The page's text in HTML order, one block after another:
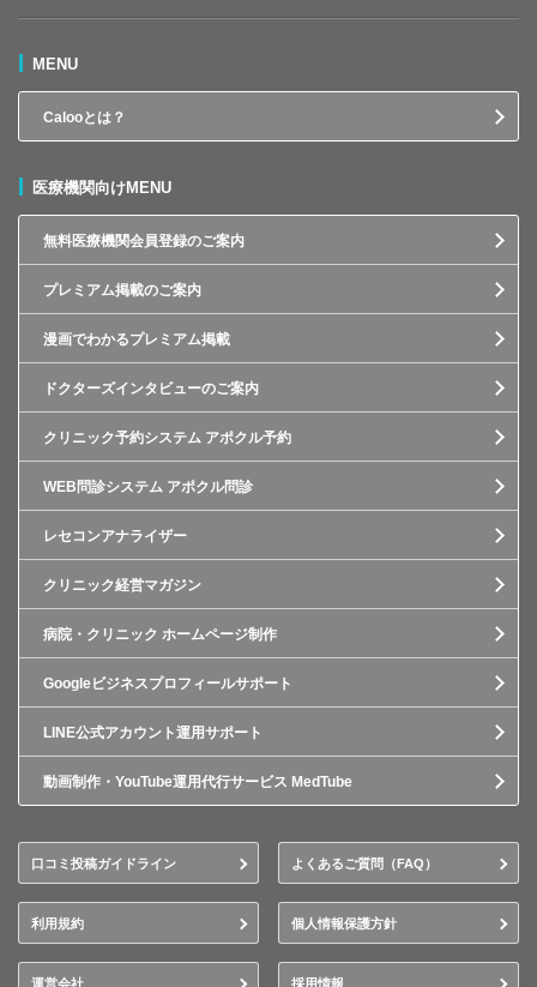
MENU
Calooとは？
医療機関向けMENU
無料医療機関会員登録のご案内
プレミアム掲載のご案内
漫画でわかるプレミアム掲載
ドクターズインタビューのご案内
クリニック予約システム アポクル予約
WEB問診システム アポクル問診
レセコンアナライザー
クリニック経営マガジン
病院・クリニック ホームページ制作
Googleビジネスプロフィールサポート
LINE公式アカウント運用サポート
動画制作・YouTube運用代行サービス MedTube
口コミ投稿ガイドライン よくあるご質問（FAQ）
利用規約 個人情報保護方針
運営会社 採用情報